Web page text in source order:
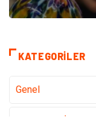
KATEGORILER
Genel